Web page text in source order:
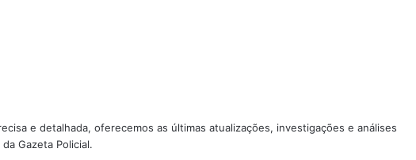
e detalhada, oferecemos as últimas atualizações, investigações e análises
Gazeta Policial.